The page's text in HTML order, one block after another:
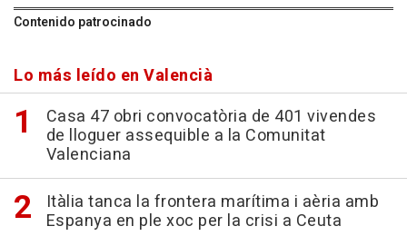
Contenido patrocinado
Lo más leído en Valencià
Casa 47 obri convocatòria de 401 vivendes
de lloguer assequible a la Comunitat
Valenciana
Itàlia tanca la frontera marítima i aèria amb
Espanya en ple xoc per la crisi a Ceuta